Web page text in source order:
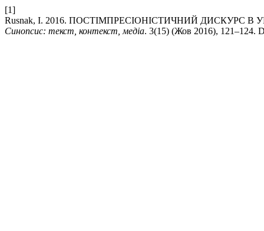
[1]
Rusnak, I. 2016. ПОСТІМПРЕСІОНІСТИЧНИЙ ДИСКУРС
Синопсис: текст, контекст, медіа. 3(15) (Жов 2016), 121–124.